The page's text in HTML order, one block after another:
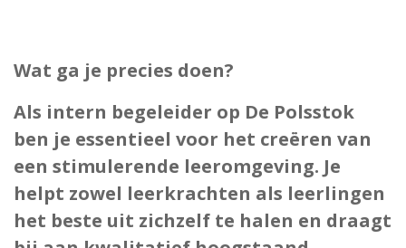
Wat ga je precies doen?
Als intern begeleider op De Polsstok
ben je essentieel voor het creëren van
een stimulerende leeromgeving. Je
helpt zowel leerkrachten als leerlingen
het beste uit zichzelf te halen en draagt